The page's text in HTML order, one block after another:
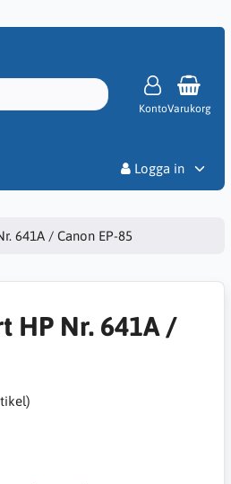
KontoVarukorg
Logga in
641A / Canon EP-85
HP Nr. 641A /